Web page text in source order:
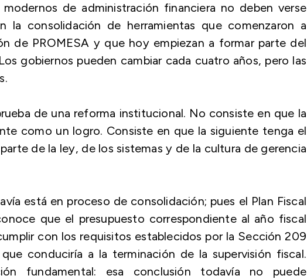
de administración financiera no deben verse
la consolidación de herramientas que comenzaron a
de PROMESA y que hoy empiezan a formar parte del
gobiernos pueden cambiar cada cuatro años, pero las
de una reforma institucional. No consiste en que la
como un logro. Consiste en que la siguiente tenga el
de la ley, de los sistemas y de la cultura de gerencia
está en proceso de consolidación; pues el Plan Fiscal
que el presupuesto correspondiente al año fiscal
con los requisitos establecidos por la Sección 209
conduciría a la terminación de la supervisión fiscal.
fundamental: esa conclusión todavía no puede